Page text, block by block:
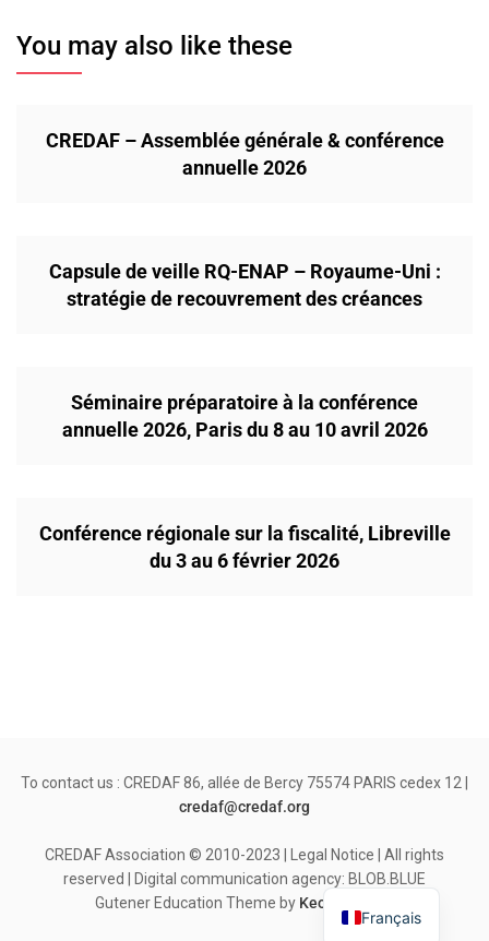
You may also like these
CREDAF – Assemblée générale & conférence
annuelle 2026
Capsule de veille RQ-ENAP – Royaume-Uni :
stratégie de recouvrement des créances
Séminaire préparatoire à la conférence
annuelle 2026, Paris du 8 au 10 avril 2026
Conférence régionale sur la fiscalité, Libreville
du 3 au 6 février 2026
To contact us : CREDAF 86, allée de Bercy 75574 PARIS cedex 12 |
credaf@credaf.org
CREDAF Association © 2010-2023 | Legal Notice | All rights
reserved | Digital communication agency: BLOB.BLUE
Gutener Education Theme by Keon Themes
Français